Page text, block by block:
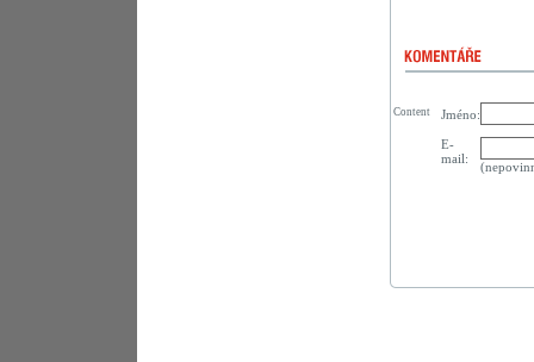
Jméno:
E-
mail:
Content